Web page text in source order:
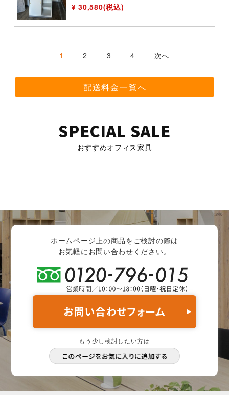
¥ 30,580(税込)
1 2 3 4 次へ
配送料金一覧へ
SPECIAL SALE
おすすめオフィス家具
ホームページ上の商品をご検討の際は
お気軽にお問い合わせください。
もう少し検討したい方は